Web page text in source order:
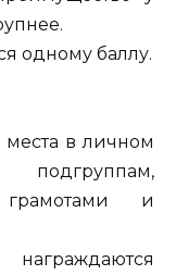
одному баллу.
места в личном
грамотами и